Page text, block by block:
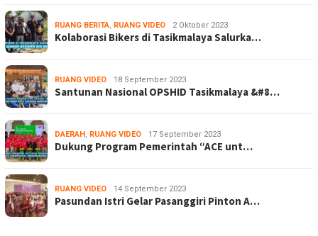
RUANG BERITA, RUANG VIDEO 2 Oktober 2023
Kolaborasi Bikers di Tasikmalaya Salurka…
RUANG VIDEO 18 September 2023
Santunan Nasional OPSHID Tasikmalaya &#8…
DAERAH , RUANG VIDEO 17 September 2023
Dukung Program Pemerintah “ACE unt…
RUANG VIDEO 14 September 2023
Pasundan Istri Gelar Pasanggiri Pinton A…